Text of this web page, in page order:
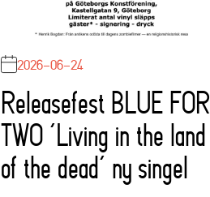
2026-06-24
Releasefest BLUE FOR
TWO ‘Living in the land
of the dead’ ny singel